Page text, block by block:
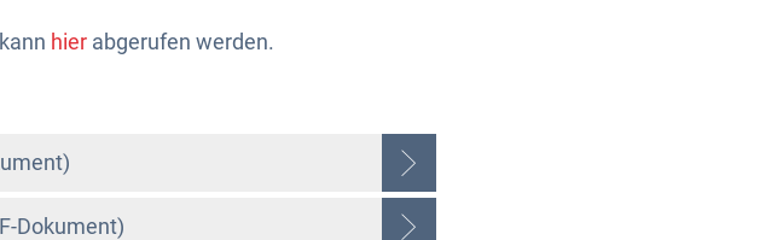
hier abgerufen werden.
Dokument)